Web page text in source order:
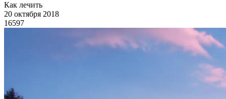
Как лечить
20 октября 2018
16597